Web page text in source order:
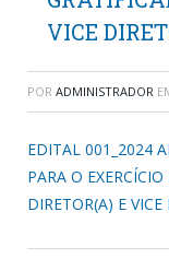
VICE
POR ADMINISTRADOR
EDITAL 001_2024
PARA O
DIRETOR(A) E